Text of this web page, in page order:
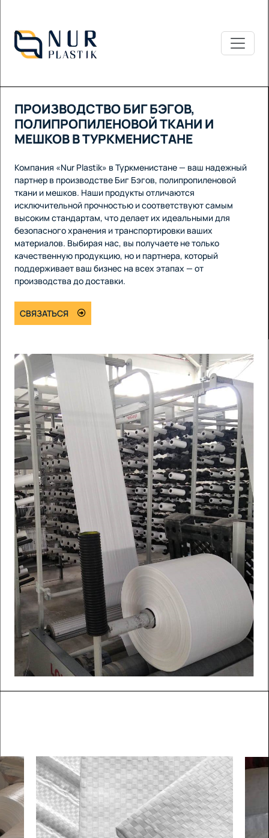
ПРОИЗВОДСТВО БИГ БЭГОВ,
ПОЛИПРОПИЛЕНОВОЙ ТКАНИ И
МЕШКОВ В ТУРКМЕНИСТАНЕ
Компания «Nur Plastik» в Туркменистане — ваш надежный
партнер в производстве Биг Бэгов, полипропиленовой
ткани и мешков. Наши продукты отличаются
исключительной прочностью и соответствуют самым
высоким стандартам, что делает их идеальными для
безопасного хранения и транспортировки ваших
материалов. Выбирая нас, вы получаете не только
качественную продукцию, но и партнера, который
поддерживает ваш бизнес на всех этапах — от
производства до доставки.
СВЯЗАТЬСЯ